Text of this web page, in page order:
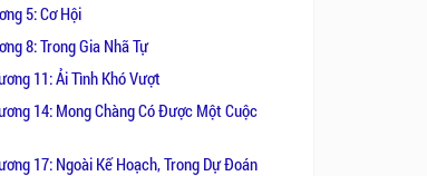
ông ở thời phong kiến,
5: Cơ Hội
8: Trong Gia Nhã Tự
11: Ải Tình Khó Vượt
14: Mong Chàng Có Được Một Cuộc
17: Ngoài Kế Hoạch, Trong Dự Đoán